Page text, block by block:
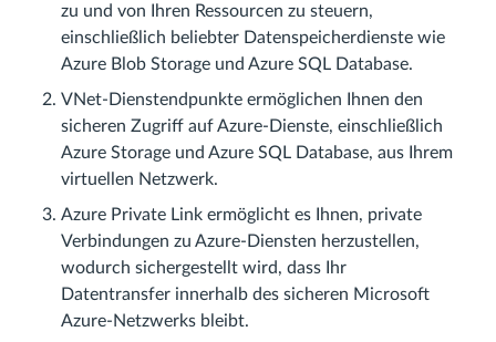
zu und von Ihren Ressourcen zu steuern,
einschließlich beliebter Datenspeicherdienste wie
Azure Blob Storage und Azure SQL Database.
VNet-Dienstendpunkte ermöglichen Ihnen den
sicheren Zugriff auf Azure-Dienste, einschließlich
Azure Storage und Azure SQL Database, aus Ihrem
virtuellen Netzwerk.
Azure Private Link ermöglicht es Ihnen, private
Verbindungen zu Azure-Diensten herzustellen,
wodurch sichergestellt wird, dass Ihr
Datentransfer innerhalb des sicheren Microsoft
Azure-Netzwerks bleibt.